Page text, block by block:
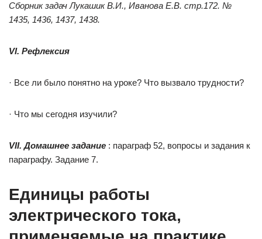
Сборник задач Лукашик В.И., Иванова Е.В. стр.172. №
1435, 1436, 1437, 1438.
VI. Рефлексия
· Все ли было понятно на уроке? Что вызвало трудности?
· Что мы сегодня изучили?
VII. Домашнее задание : параграф 52, вопросы и задания к
параграфу. Задание 7.
Единицы работы
электрического тока,